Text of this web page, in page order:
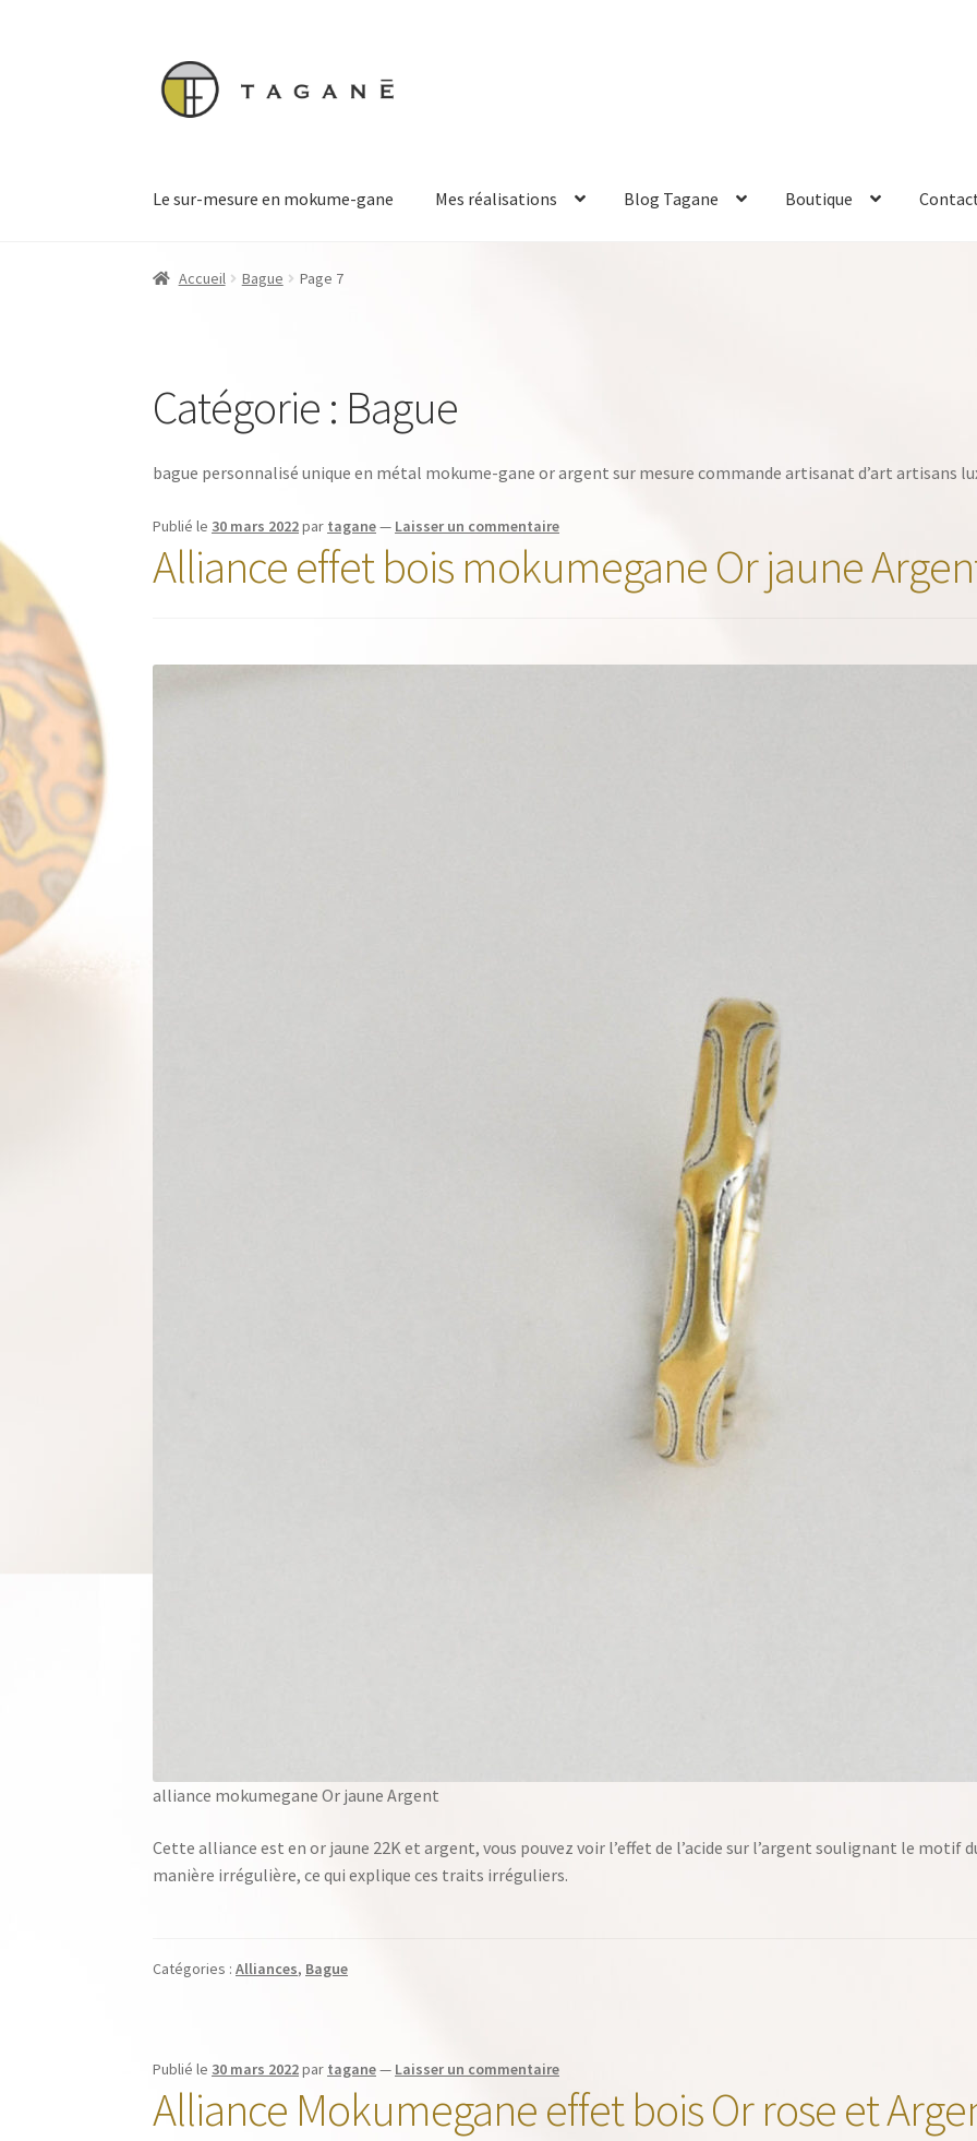
Aller
la
Aller
au
contenu
Le sur-mesure en mokume-gane Mes réalisations Blog Tagane Boutique
Accueil Bague Page 7
Catégorie : Bague
bague personnalisé unique en métal mokume-gane or argent sur mesure commande artisanat d’art artisans
Publié le 30 mars 2022par tagane— Laisser un commentaire
Alliance effet bois mokumegane Or jaune
alliance mokumegane Or jaune Argent
Cette alliance est en or jaune 22K et argent, vous pouvez voir l’effet de l’acide sur l’argent soulignant le motif
manière irrégulière, ce qui explique ces traits irréguliers.
Catégories :Alliances, Bague
Publié le 30 mars 2022par tagane— Laisser un commentaire
Alliance Mokumegane effet bois Or rose et